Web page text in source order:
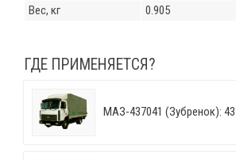
Вес, кг
0.905
ГДЕ ПРИМЕНЯЕТСЯ?
МАЗ-437041 (Зубренок):